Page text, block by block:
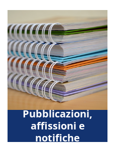
Pubblicazioni,
affissioni e
notifiche